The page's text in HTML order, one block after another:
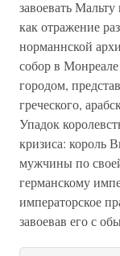
завоевать
как отражение
норманнской
собор в
городом,
греческого,
Упадок
кризиса: король
мужчины по
германскому
императорское
завоевав его с